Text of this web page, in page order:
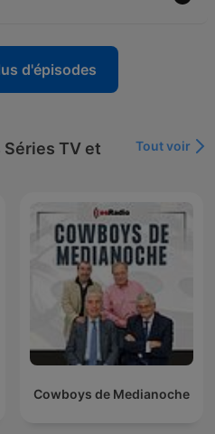
d'épisodes
TV et
Tout voir
Cowboys de Medianoche